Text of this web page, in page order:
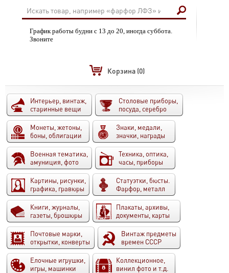
График работы будни с 13 до 20, иногда суббота.
Звоните
Корзина (0)
Интерьер, винтаж,
старинные вещи
Столовые приборы,
посуда, серебро
Монеты, жетоны,
боны, облигации
Знаки, медали,
значки, награды
Военная тематика,
амуниция, фото
Техника, оптика,
часы, приборы
Картины, рисунки,
графика, гравюры
Статуэтки, бюсты.
Фарфор, металл
Книги, журналы,
газеты, брошюры
Плакаты, архивы,
документы, карты
Почтовые марки,
открытки, конверты
Винтаж предметы
времен СССР
Елочные игрушки,
игры, машинки
Коллекционное,
винил фото и т.д.